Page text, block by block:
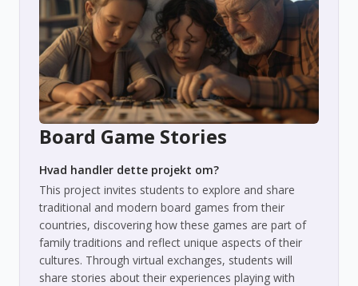
Board Game Stories
Hvad handler dette projekt om?
This project invites students to explore and share
traditional and modern board games from their
countries, discovering how these games are part of
family traditions and reflect unique aspects of their
cultures. Through virtual exchanges, students will
share stories about their experiences playing with